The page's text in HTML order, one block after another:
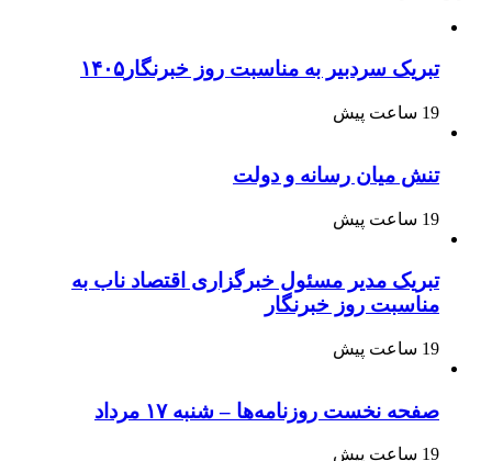
تبریک سردبیر به مناسبت روز خبرنگار۱۴۰۵
19 ساعت پیش
تنش میان رسانه و دولت
19 ساعت پیش
تبریک مدیر مسئول خبرگزاری اقتصاد ناب به
مناسبت روز خبرنگار
19 ساعت پیش
صفحه نخست روزنامه‌ها – شنبه ۱۷ مرداد
19 ساعت پیش